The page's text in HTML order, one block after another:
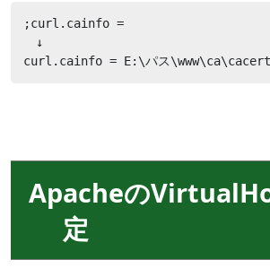
;curl.cainfo =
↓
curl.cainfo = E:\パス
Apacheの
定